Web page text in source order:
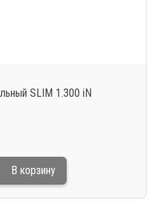
SLIM 1.300 iN